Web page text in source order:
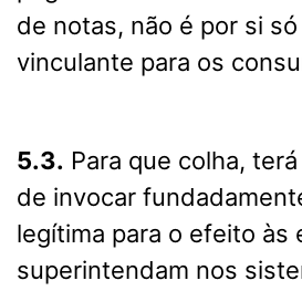
de notas, não é por si
vinculante para os
5.3. Para que colha,
de invocar
legítima para o efeito às
superintendam nos